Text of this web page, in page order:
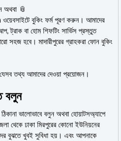
📎
ওয়েবসাইটে বুকিং ফর্ম পূরণ করুন। আমাদের
ট্রাক বা হোম শিফটিং সার্ভিস প্রস্তুত
সহজ হবে। মাদারীপুরের গ্রাহকরা ফোন বুকিং
তথ্য আমাদের দেওয়া প্রয়োজন।
বলুন
ভালোভাবে বলুন অথবা হোয়াটসঅ্যাপে
থেকে ঢাকা মিরপুরের কোনো ইউনিয়নের
বুঝতে খুবই সুবিধা হয়। এবং আপনাকে